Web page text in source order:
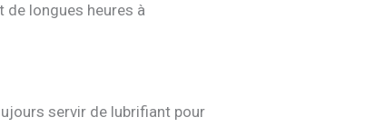
de longues heures à
servir de lubrifiant pour